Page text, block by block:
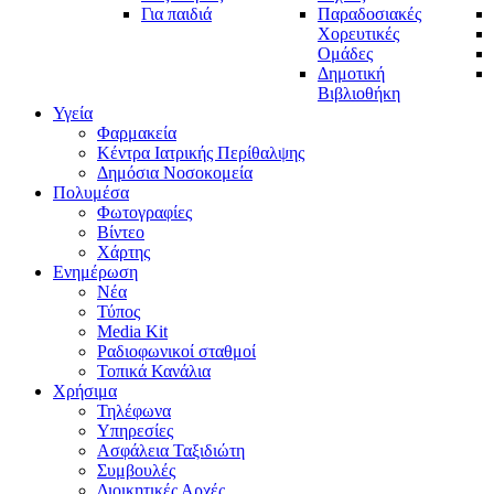
Για παιδιά
Παραδοσιακές
Χορευτικές
Ομάδες
Δημοτική
Βιβλιοθήκη
Υγεία
Φαρμακεία
Κέντρα Ιατρικής Περίθαλψης
Δημόσια Νοσοκομεία
Πολυμέσα
Φωτογραφίες
Bίντεο
Χάρτης
Ενημέρωση
Νέα
Τύπος
Media Kit
Ραδιοφωνικοί σταθμοί
Τοπικά Κανάλια
Χρήσιμα
Τηλέφωνα
Υπηρεσίες
Ασφάλεια Ταξιδιώτη
Συμβουλές
Διοικητικές Αρχές